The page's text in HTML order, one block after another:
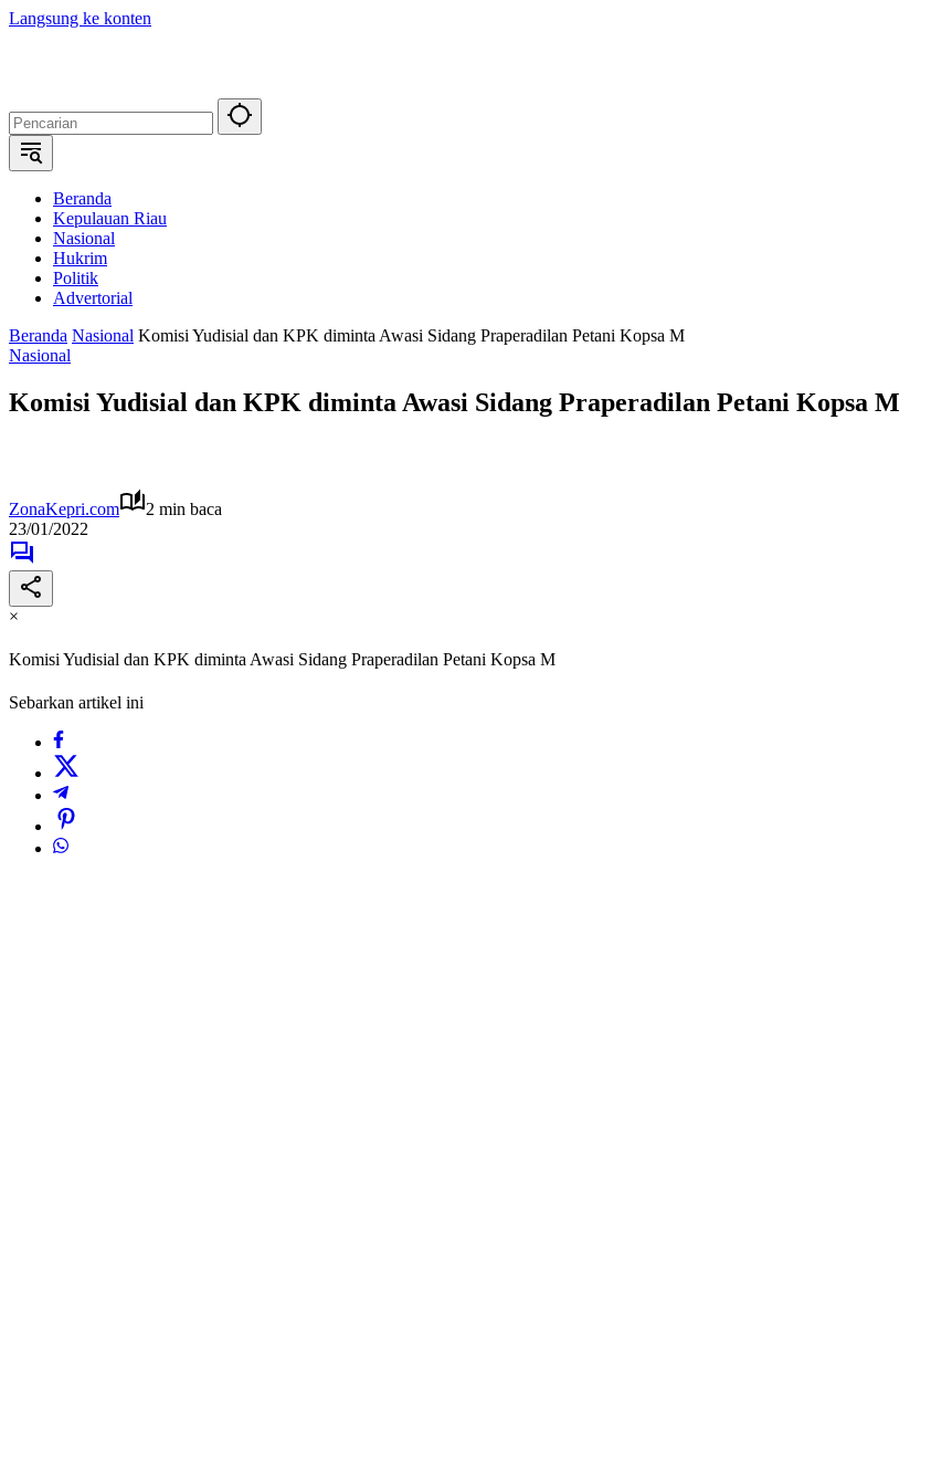
Langsung ke konten
Beranda
Kepulauan Riau
Nasional
Hukrim
Politik
Advertorial
Beranda Nasional Komisi Yudisial dan KPK diminta Awasi Sidang Praperadilan Petani Kopsa M
Nasional
Komisi Yudisial dan KPK diminta Awasi Sidang Praperadilan Petani Kopsa M
ZonaKepri.com
2 min baca
23/01/2022
×
Komisi Yudisial dan KPK diminta Awasi Sidang Praperadilan Petani Kopsa M
Sebarkan artikel ini